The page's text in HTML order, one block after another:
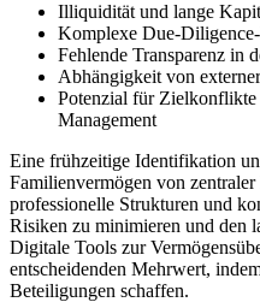
Illiquidität und lange
Komplexe Due-Diligence-
Fehlende Transparenz in
Abhängigkeit von
Potenzial für Zielkonflikte
Management
Eine frühzeitige Identifikation
Familienvermögen von
professionelle Strukturen und
Risiken zu minimieren und den
Digitale Tools zur
entscheidenden Mehrwert,
Beteiligungen schaffen.